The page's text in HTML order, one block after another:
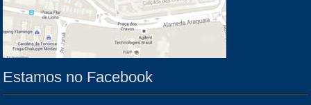
Estamos no Facebook